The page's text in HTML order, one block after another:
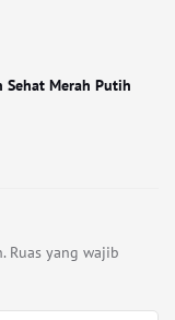
Sehat Merah Putih
Ruas yang wajib